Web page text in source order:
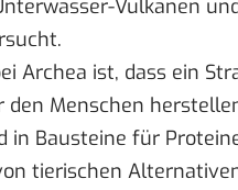
Vulkanen
Archea ist, dass ein
Menschen
in Bausteine für
tierischen